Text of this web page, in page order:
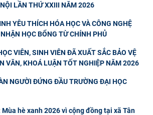
LẦN THỨ XXIII NĂM 2026
YÊU THÍCH HÓA HỌC VÀ CÔNG NGHỆ
HỌC BỔNG TỪ CHÍNH PHỦ
VIÊN, SINH VIÊN ĐÃ XUẤT SẮC BẢO VỆ
VĂN, KHOÁ LUẬN TỐT NGHIỆP NĂM 2026
NGƯỜI ĐỨNG ĐẦU TRƯỜNG ĐẠI HỌC
hè xanh 2026 vì cộng đồng tại xã Tân